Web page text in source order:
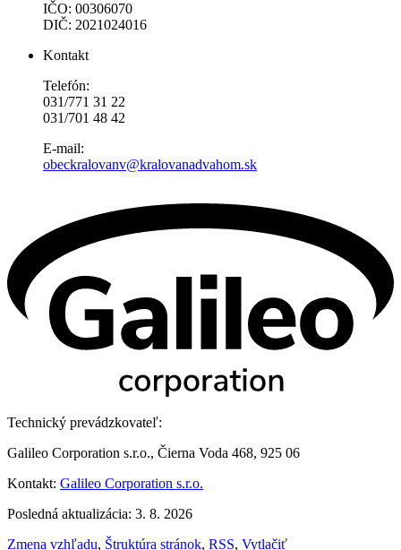
IČO: 00306070
DIČ: 2021024016
Kontakt
Telefón:
031/771 31 22
031/701 48 42
E-mail:
obeckralovanv@kralovanadvahom.sk
Technický prevádzkovateľ:
Galileo Corporation s.r.o., Čierna Voda 468, 925 06
Kontakt: Galileo Corporation s.r.o.
Posledná aktualizácia: 3. 8. 2026
Zmena vzhľadu, Štruktúra stránok, RSS, Vytlačiť